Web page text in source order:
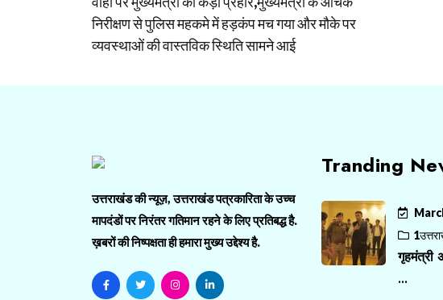
निरीक्षण से पुलिस महकमे में हड़कंप मच गया और मौके पर
व्यवस्थाओं की वास्तविक स्थिति सामने आई
उत्तराखंड की न्यूज़, उत्तराखंड पत्रकारिता के उच्च
मापदंडों पर निरंतर गतिमान रहने के लिए प्रतिबद्ध है.
ख़बरों की निष्पक्षता ही हमारा मुख्य उद्देश्य है.
Tranding
गृहमंत्री
...